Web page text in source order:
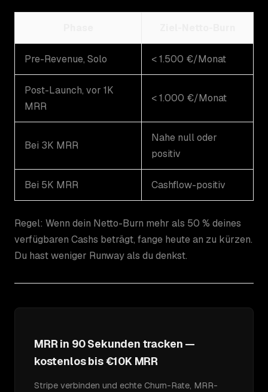
Pre-Revenue, Solo < 1.500 €/Monat
Post-Launch, vor 1K
MRR
< 1.000 €/Monat
Bei 3K MRR
Nahe null oder
positiv
Bei 5K MRR Cashflow-positiv
Regel: Wenn dein Netto-Burn mehr als 50 % deines
verfügbaren Cashs beträgt, fange heute an zu kürzen.
Du hast weniger Runway als du denkst.
MRR in 90 Sekunden tracken —
kostenlos bis €10K MRR
Stripe verbinden und echte Churn-Rate, MRR-